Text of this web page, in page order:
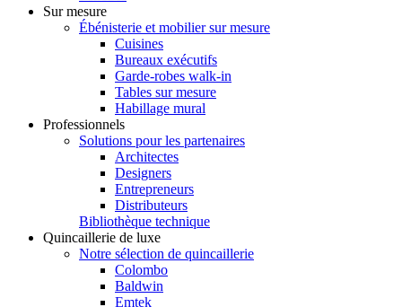
Sur mesure
Ébénisterie et mobilier sur mesure
Cuisines
Bureaux exécutifs
Garde-robes walk-in
Tables sur mesure
Habillage mural
Professionnels
Solutions pour les partenaires
Architectes
Designers
Entrepreneurs
Distributeurs
Bibliothèque technique
Quincaillerie de luxe
Notre sélection de quincaillerie
Colombo
Baldwin
Emtek